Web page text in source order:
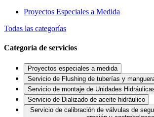
Proyectos Especiales a Medida
Todas las categorías
Categoría de servicios
Proyectos especiales a medida
Servicio de Flushing de tuberías y
Servicio de montaje de Unidades
Servicio de Dializado de aceite hidráulico
Servicio de calibración de válvulas de